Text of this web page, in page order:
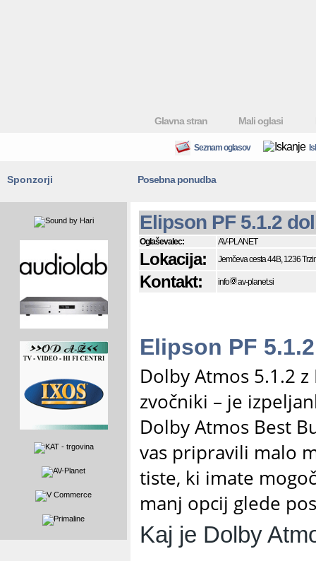
Glavna stran Mali oglasi
Seznam oglasov
Sponzorji Posebna ponudba
Elipson PF 5.1.2
Oglaševalec: AV-PLANET
Lokacija: Jemčeva cesta 44B, 1236
Kontakt: info av-planet.si
Elipson PF
Dolby Atmos 5.1.2
zvočniki – je
Dolby Atmos Best
vas pripravili malo
tiste, ki imate
manj opcij glede
Kaj je Dolby